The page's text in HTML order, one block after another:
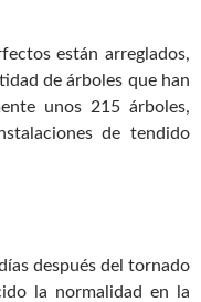
están arreglados,
de árboles que han
unos 215 árboles,
de tendido
después del tornado
la normalidad en la